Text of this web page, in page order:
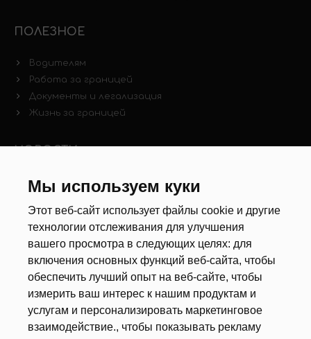
Мы используем куки
Этот веб-сайт использует файлы cookie и другие
технологии отслеживания для улучшения
вашего просмотра в следующих целях: для
включения основных функций веб-сайта, чтобы
обеспечить лучший опыт на веб-сайте, чтобы
измерить ваш интерес к нашим продуктам и
услугам и персонализировать маркетинговое
взаимодействие., чтобы показывать рекламу
ПОЛЕЗНОЕ
Водителям
Работа за границей
Документы и легализация
Жизнь за границей
НОВОСТИ
Новости рынка труда
Анкета
Калькулятор дат
Документы